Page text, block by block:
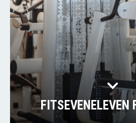
FITSEVENELEVEN